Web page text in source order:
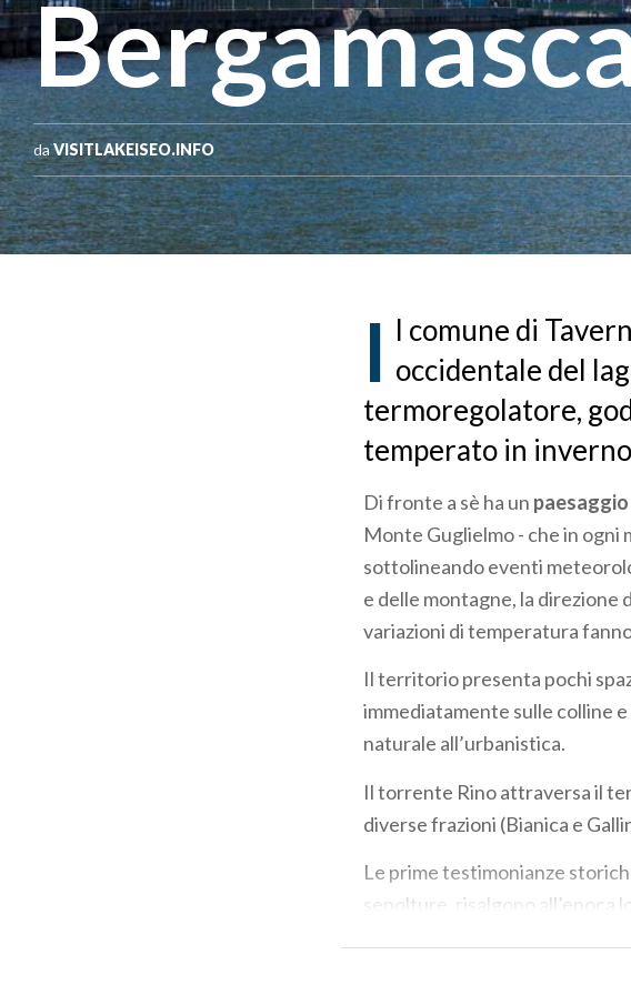
daVISITLAKEISEO.INFO
I l comune di
occidentale del
termoregolatore,
temperato in
Di fronte a sè ha un
Monte Guglielmo - che in ogni
sottolineando eventi
e delle montagne, la direzione
variazioni di temperatura
Il territorio presenta pochi
immediatamente sulle colline
naturale all’urbanistica.
Il torrente Rino attraversa il
diverse frazioni (Bianica e
Le prime testimonianze
sepolture, risalgono all’epoca
litoranea che permetteva lo